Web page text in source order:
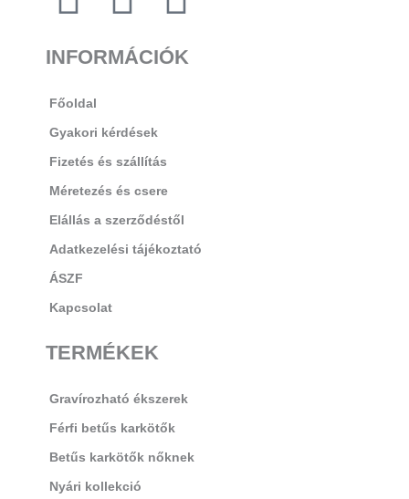
F
a
c
e
b
o
o
k
I
n
s
t
a
g
a
m
T
i
o
k
INFORMÁCIÓK
Főoldal
Gyakori kérdések
Fizetés és szállítás
Méretezés és csere
Elállás a szerződéstől
Adatkezelési tájékoztató
ÁSZF
Kapcsolat
TERMÉKEK
Gravírozható ékszerek
Férfi betűs karkötők
Betűs karkötők nőknek
Nyári kollekció